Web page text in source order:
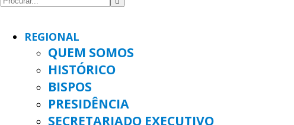
REGIONAL
QUEM SOMOS
HISTÓRICO
BISPOS
PRESIDÊNCIA
SECRETARIADO EXECUTIVO